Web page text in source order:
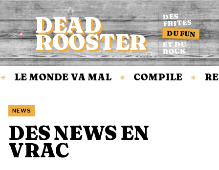
Accueil
DEAD
ROOSTER
DES
FRITES
DU FUN
ET DU
ROCK
LE MONDE VA MAL ✳ COMPILE ✳
NEWS
DES NEWS EN
VRAC